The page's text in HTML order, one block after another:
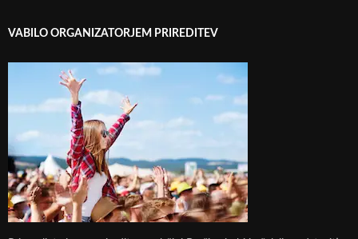
VABILO ORGANIZATORJEM PRIREDITEV